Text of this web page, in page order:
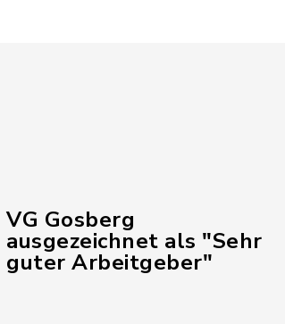
VG Gosberg
ausgezeichnet als "Sehr
guter Arbeitgeber"